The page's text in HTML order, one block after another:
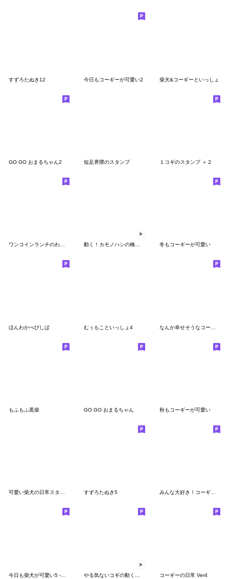
すずろたぬき12 今日もコーギーが可愛い2 柴犬&コーギーといっしょ
GO GO おまるちゃん2 短足界隈のスタンプ １コギのスタンプ ＋２
ワンコインランチのわんこ【コーギー】 動く！カモノハシの橋本さん 冬もコーギーが可愛い
ほんわかべびしば むぅもこといっしょ4
もふもふ黒柴 GO GO おまるちゃん 秋もコーギーが可愛い
可愛い柴犬の日常スタンプ4 すずろたぬき5 みんな大好き！コーギー！2
コーギーの日常 Ver4